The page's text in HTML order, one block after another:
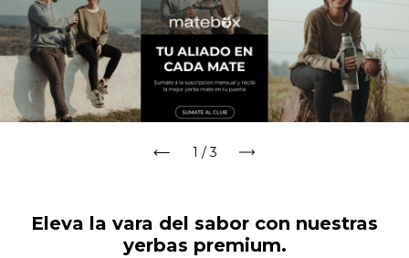
1 /3
Eleva la vara del sabor con nuestras
yerbas premium.